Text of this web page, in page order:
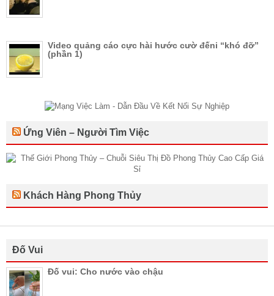
Video quảng cáo cực hài hước cườ đếni “khó đỡ”
(phần 1)
Ứng Viên – Người Tìm Việc
Khách Hàng Phong Thủy
Đố Vui
Đố vui: Cho nước vào chậu